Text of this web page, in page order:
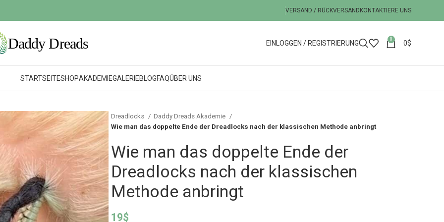
VERSAND / RÜCKVERSAND KONTAKTIERE UNS
EINLOGGEN / REGISTRIERUNG 0 0$
STARTSEITESHOPAKADEMIEGALERIEBLOGFAQÜBER UNS
Dreadlocks
Daddy Dreads Akademie
Wie man das doppelte Ende der Dreadlocks nach der klassischen Methode anbringt
Wie man das doppelte Ende der
Dreadlocks nach der klassischen
Methode anbringt
19$